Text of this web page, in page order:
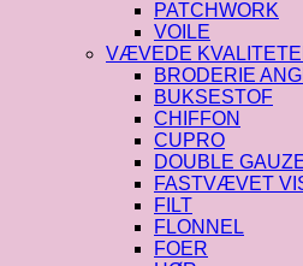
PATCHWORK
VOILE
VÆVEDE
BRODERIE
BUKSESTOF
CHIFFON
CUPRO
DOUBLE
FASTVÆVET
FILT
FLONNEL
FOER